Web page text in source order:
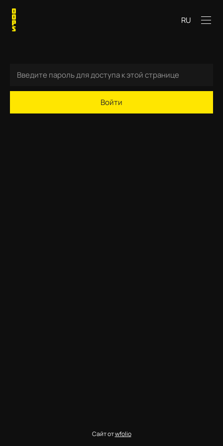
RU
Войти
Сайт отwfolio